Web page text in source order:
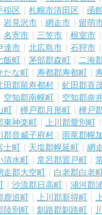
稲区 札幌市清田区 函
岩見沢市 網走市 留萌
名寄市 三笠市 根室市
達市 北広島市 石狩市
飯町 茅部郡森町 二海
たな町 寿都郡寿都町
田郡留寿都村 虻田郡喜
空知郡南幌町 空知郡奈
町 樺戸郡月形町 樺戸
東神楽町 上川郡愛別町
郡音威子府村 雨竜郡幌
士町 天塩郡幌延町 網
清水町 常呂郡置戸町
走郡大空町 白老郡白老
沙流郡日高町 浦河郡
鹿追町 上川郡新得町
陸別町 釧路郡釧路町